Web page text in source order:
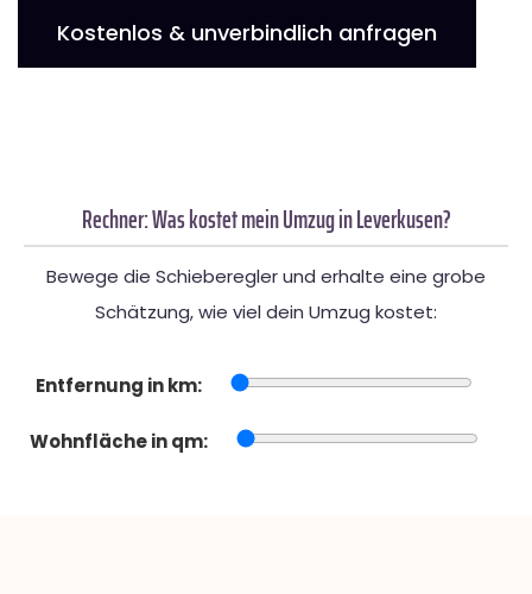
Kostenlos & unverbindlich anfragen
Rechner: Was kostet mein Umzug in Leverkusen?
Bewege die Schieberegler und erhalte eine grobe
Schätzung, wie viel dein Umzug kostet:
Entfernung in km:
Wohnfläche in qm: